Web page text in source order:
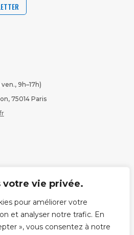
votre vie privée.
pour améliorer votre
et analyser notre trafic. En
», vous consentez à notre
9h–17h)
75014 Paris